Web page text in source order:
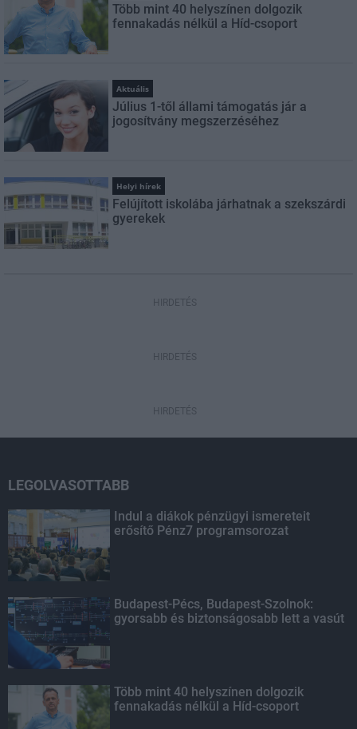
Több mint 40 helyszínen dolgozik
fennakadás nélkül a Híd-csoport
Aktuális
Július 1-től állami támogatás jár a
jogosítvány megszerzéséhez
Helyi hírek
Felújított iskolába járhatnak a szekszárdi
gyerekek
HIRDETÉS
HIRDETÉS
HIRDETÉS
LEGOLVASOTTABB
Indul a diákok pénzügyi ismereteit
erősítő Pénz7 programsorozat
Budapest-Pécs, Budapest-Szolnok:
gyorsabb és biztonságosabb lett a vasút
Több mint 40 helyszínen dolgozik
fennakadás nélkül a Híd-csoport